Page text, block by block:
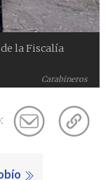
Carabineros
la Fiscalía